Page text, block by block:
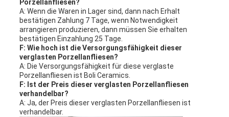
Porzellanfliesen?
A: Wenn die Waren in Lager sind, dann nach Erhalt
bestätigen Zahlung 7 Tage, wenn Notwendigkeit
arrangieren produzieren, dann müssen Sie erhalten
bestätigen Einzahlung 25 Tage.
F: Wie hoch ist die Versorgungsfähigkeit dieser
verglasten Porzellanfliesen?
A: Die Versorgungsfähigkeit für diese verglaste
Porzellanfliesen ist Boli Ceramics.
F: Ist der Preis dieser verglasten Porzellanfliesen
verhandelbar?
A: Ja, der Preis dieser verglasten Porzellanfliesen ist
verhandelbar.